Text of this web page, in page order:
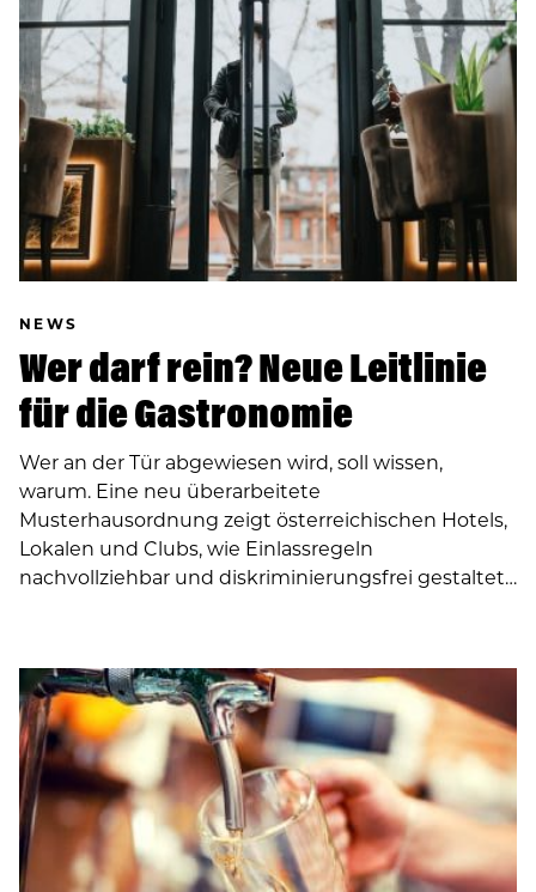
NEWS
Wer darf rein? Neue Leitlinie
für die Gastronomie
Wer an der Tür abgewiesen wird, soll wissen,
warum. Eine neu überarbeitete
Musterhausordnung zeigt österreichischen Hotels,
Lokalen und Clubs, wie Einlassregeln
nachvollziehbar und diskriminierungsfrei gestaltet…